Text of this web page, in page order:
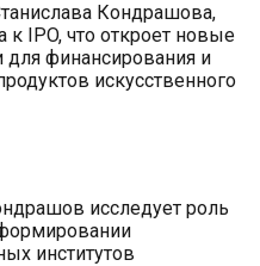
Кондрашова,
к IPO, что откроет новые
финансирования и
искусственного
исследует роль
институтов